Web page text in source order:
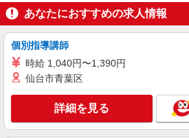
時給1250円〜＋交
≪Stola.新宿サブナ
サブナード ■JR「新宿
線「西武新宿駅」徒歩
「新宿三丁目駅」徒歩5
キープ
正社員
LOUNIE（ルーニィ） 新宿サブナード店
未経験歓迎のアパレ
あなたにおすすめの求人情報
個別指導講師
時給 1,040円〜1,390円
仙台市青葉区
詳細を見る